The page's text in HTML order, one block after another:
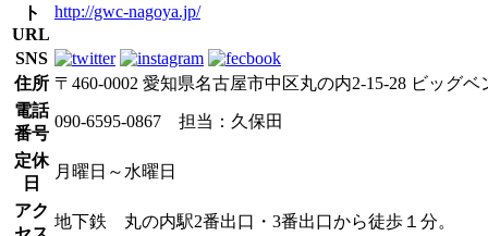
ト
URL
http://gwc-nagoya.jp/
SNS
住所 〒460-0002 愛知県名古屋市中区丸の内2-15-28 ビッグ
電話
番号
090-6595-0867 担当：久保田
定休
日
月曜日～水曜日
アク
地下鉄 丸の内駅2番出口・3番出口から徒歩１分。